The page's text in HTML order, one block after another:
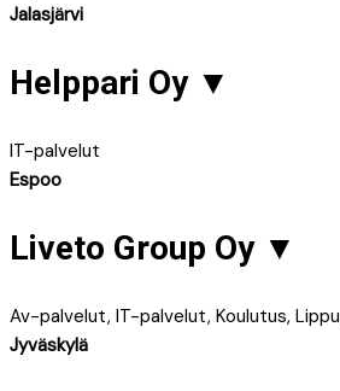
Jalasjärvi
Helppari Oy ▼
IT-palvelut
Espoo
Liveto Group Oy ▼
Av-palvelut, IT-palvelut, Koulutus,
Jyväskylä